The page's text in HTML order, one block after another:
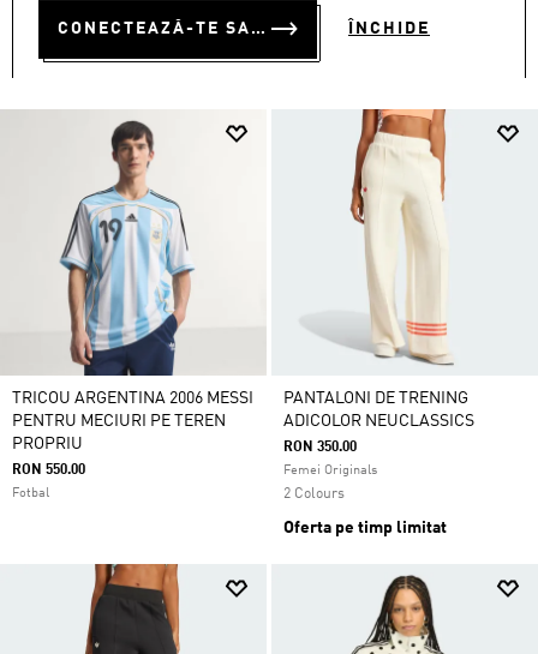
CONECTEAZĂ-TE SAU ÎNSCRIE-TE ACUM ÎNCHIDE
TRICOU ARGENTINA 2006 MESSI
PENTRU MECIURI PE TEREN
PROPRIU
RON 550.00
Fotbal
PANTALONI DE TRENING
ADICOLOR NEUCLASSICS
RON 350.00
Femei Originals
2 Colours
Oferta pe timp limitat